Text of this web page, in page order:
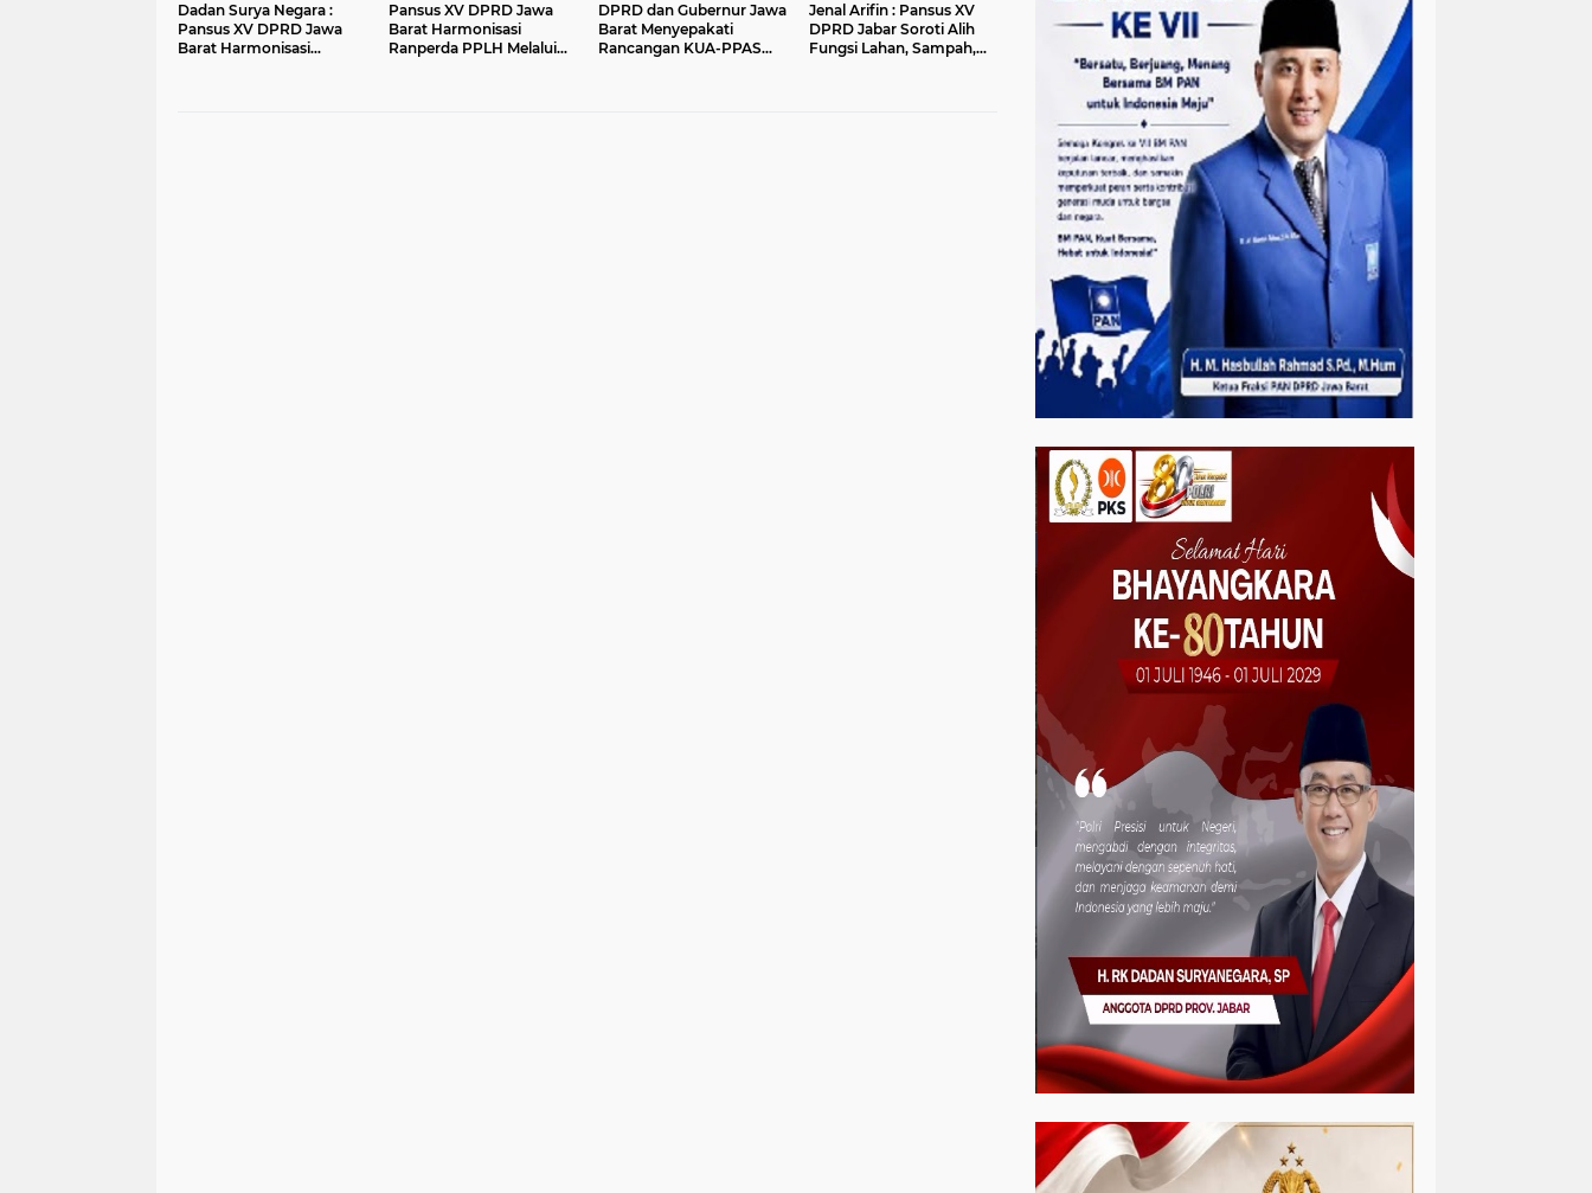
Dadan Surya Negara :
Pansus XV DPRD Jawa
Barat Harmonisasi
Pansus XV DPRD Jawa
Barat Harmonisasi
Ranperda PPLH Melalui
DPRD dan Gubernur Jawa
Barat Menyepakati
Rancangan KUA-PPAS
Jenal Arifin : Pansus XV
DPRD Jabar Soroti Alih
Fungsi Lahan, Sampah,